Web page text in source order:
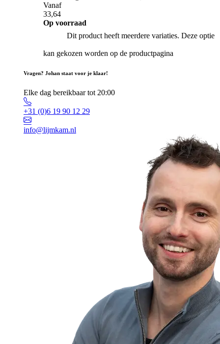
Vanaf
33,64
Op voorraad
Dit product heeft meerdere variaties. Deze optie
kan gekozen worden op de productpagina
Vragen? Johan staat voor je klaar!
Elke dag bereikbaar tot 20:00
+31 (0)6 19 90 12 29
info@lijmkam.nl